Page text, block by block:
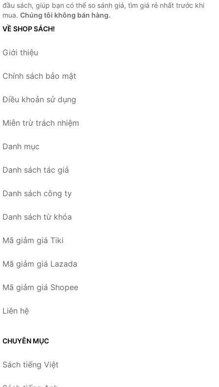
đầu sách, giúp bạn có thể so sánh giá, tìm giá rẻ nhất trước khi
mua. Chúng tôi không bán hàng.
VỀ SHOP SÁCH!
Giới thiệu
Chính sách bảo mật
Điều khoản sử dụng
Miễn trừ trách nhiệm
Danh mục
Danh sách tác giả
Danh sách công ty
Danh sách từ khóa
Mã giảm giá Tiki
Mã giảm giá Lazada
Mã giảm giá Shopee
Liên hệ
CHUYÊN MỤC
Sách tiếng Việt